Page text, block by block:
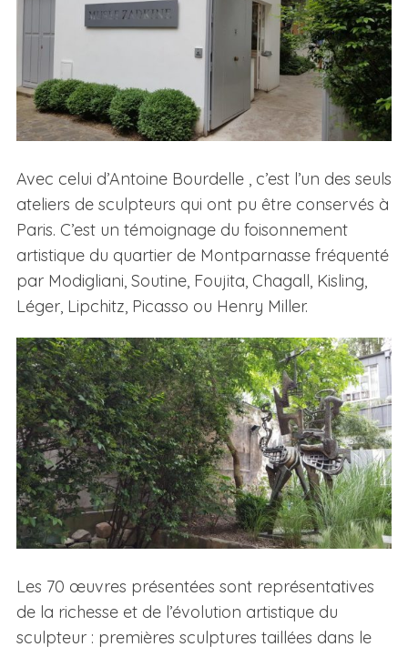
Avec celui d’Antoine Bourdelle , c’est l’un des seuls
ateliers de sculpteurs qui ont pu être conservés à
Paris. C’est un témoignage du foisonnement
artistique du quartier de Montparnasse fréquenté
par Modigliani, Soutine, Foujita, Chagall, Kisling,
Léger, Lipchitz, Picasso ou Henry Miller.
Les 70 œuvres présentées sont représentatives
de la richesse et de l’évolution artistique du
sculpteur : premières sculptures taillées dans le